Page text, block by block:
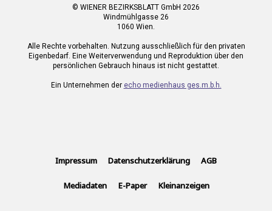
© WIENER BEZIRKSBLATT GmbH 2026
Windmühlgasse 26
1060 Wien.
Alle Rechte vorbehalten. Nutzung ausschließlich für den privaten
Eigenbedarf. Eine Weiterverwendung und Reproduktion über den
persönlichen Gebrauch hinaus ist nicht gestattet.
Ein Unternehmen der echo medienhaus ges.m.b.h.
Impressum Datenschutzerklärung AGB
Mediadaten E-Paper Kleinanzeigen